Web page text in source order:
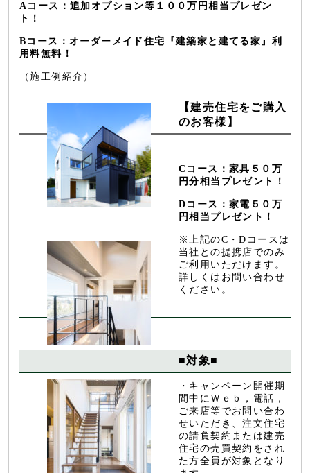
Aコース：追加オプション等１００万円相当プレゼン
ト！
Bコース：オーダーメイド住宅『建築家と建てる家』利
用料無料！
（施工例紹介）
【建売住宅をご購入
のお客様】
Cコース：家具５０万
円分相当プレゼント！
Dコース：家電５０万
円相当プレゼント！
※上記のC・Dコースは
当社との提携店でのみ
ご利用いただけます。
詳しくはお問い合わせ
ください。
■対象■
・キャンペーン開催期
間中にＷｅｂ，電話，
ご来店等でお問い合わ
せいただき、注文住宅
の請負契約または建売
住宅の売買契約をされ
た方全員が対象となり